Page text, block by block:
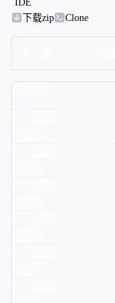
IDE
下载zip
Clone